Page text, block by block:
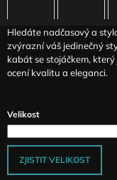
Hledáte nadčasový a
zvýrazní váš jedinečný
kabát se stojáčkem,
ocení kvalitu a eleganci.
Velikost
ZJISTIT VELIKOST
SKLÁDANÁ
SUKNĚ
MAGA
SE
SNÍŽENÝM
290
Kč